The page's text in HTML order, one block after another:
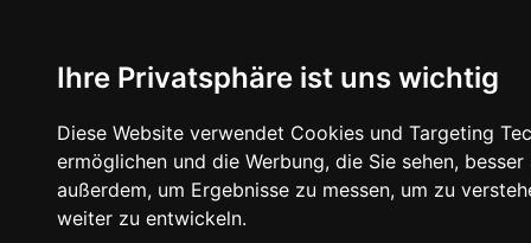
Ihre Privatsphäre ist uns wichtig
Diese Website verwendet Cookies und Targeting
ermöglichen und die Werbung, die Sie sehen,
außerdem, um Ergebnisse zu messen, um zu
weiter zu entwickeln.